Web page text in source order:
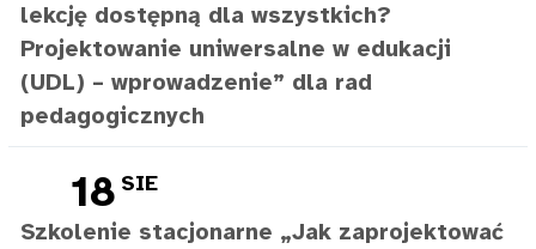
lekcję dostępną dla wszystkich?
Projektowanie uniwersalne w edukacji
(UDL) – wprowadzenie” dla rad
pedagogicznych
18 SIE
Szkolenie stacjonarne „Jak zaprojektować